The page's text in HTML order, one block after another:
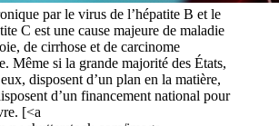
par le virus de l’hépatite B et le
C est une cause majeure de maladie
de cirrhose et de carcinome
Même si la grande majorité des États,
disposent d’un plan en la matière,
d’un financement national pour
[<a